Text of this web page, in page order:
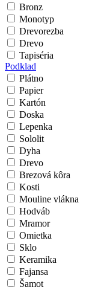
Bronz
Monotyp
Drevorezba
Drevo
Tapiséria
Podklad
Plátno
Papier
Kartón
Doska
Lepenka
Sololit
Dyha
Drevo
Brezová kôra
Kosti
Mouline vlákna
Hodváb
Mramor
Omietka
Sklo
Keramika
Fajansa
Šamot